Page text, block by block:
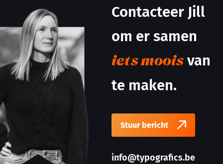
Contacteer Jill
om er samen
iets moois van
te maken.
Stuur bericht
info@typografics.be